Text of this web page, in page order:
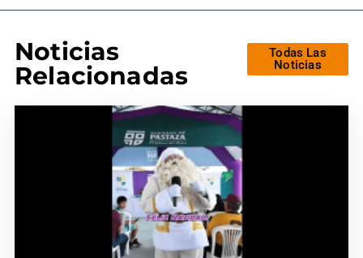
Noticias
Relacionadas
Todas Las
Noticias